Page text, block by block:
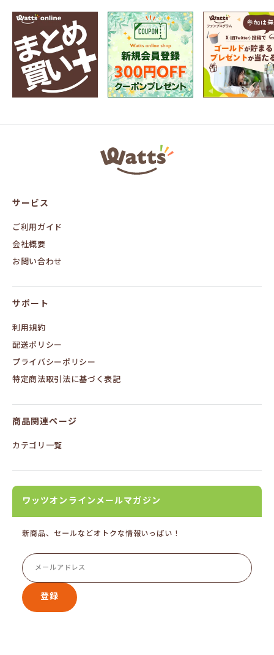
ワ
ッ
サービス
ご利用ガイド
会社概要
お問い合わせ
サポート
利用規約
配送ポリシー
プライバシーポリシー
特定商法取引法に基づく表記
商品関連ページ
カテゴリ一覧
ワッツオンラインメールマガジン
新商品、セールなどオトクな情報いっぱい！
登録